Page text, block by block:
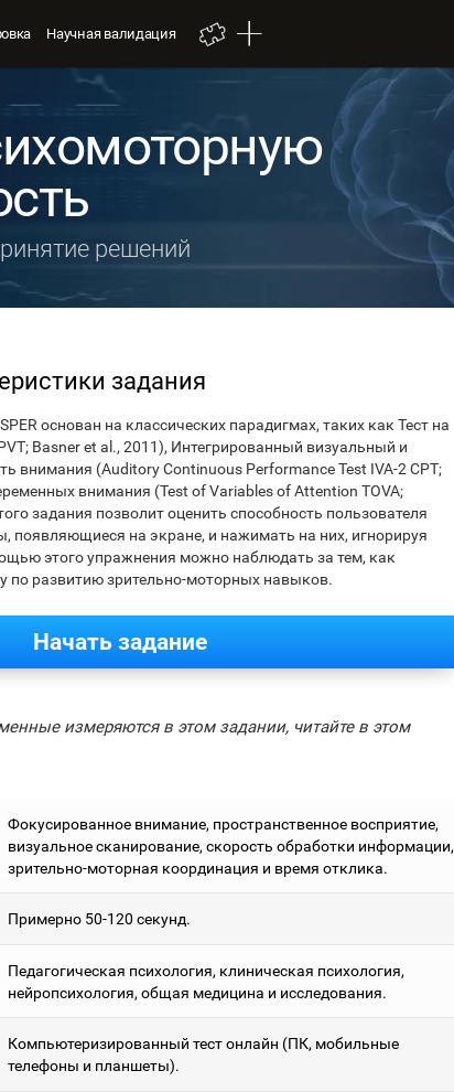
Научная валидация
решений
задания
основан на классических парадигмах, таких как Тест на
Basner et al., 2011), Интегрированный визуальный и
внимания (Auditory Continuous Performance Test IVA-2 CPT;
внимания (Test of Variables of Attention TOVA;
задания позволит оценить способность пользователя
появляющиеся на экране, и нажимать на них, игнорируя
этого упражнения можно наблюдать за тем, как
по развитию зрительно-моторных навыков.
Начать задание
измеряются в этом задании, читайте в этом
Фокусированное внимание, пространственное восприятие,
визуальное сканирование, скорость обработки информации,
зрительно-моторная координация и время отклика.
Примерно 50-120 секунд.
Педагогическая психология, клиническая психология,
нейропсихология, общая медицина и исследования.
Компьютеризированный тест онлайн (ПК, мобильные
телефоны и планшеты).